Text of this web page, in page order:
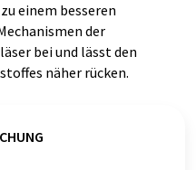
einem besseren
der
bei und lässt den
näher rücken.